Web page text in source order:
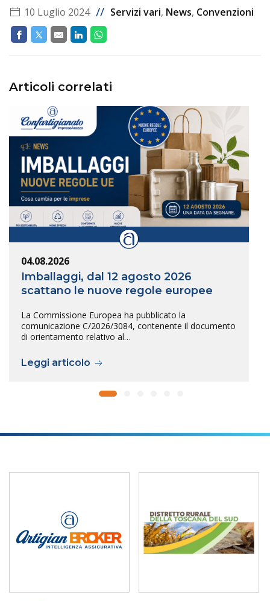
10 Luglio 2024 // Servizi vari, News, Convenzioni
Articoli correlati
04.08.2026
Imballaggi, dal 12 agosto 2026
scattano le nuove regole europee
La Commissione Europea ha pubblicato la
comunicazione C/2026/3084, contenente il documento
di orientamento relativo al…
Leggi articolo